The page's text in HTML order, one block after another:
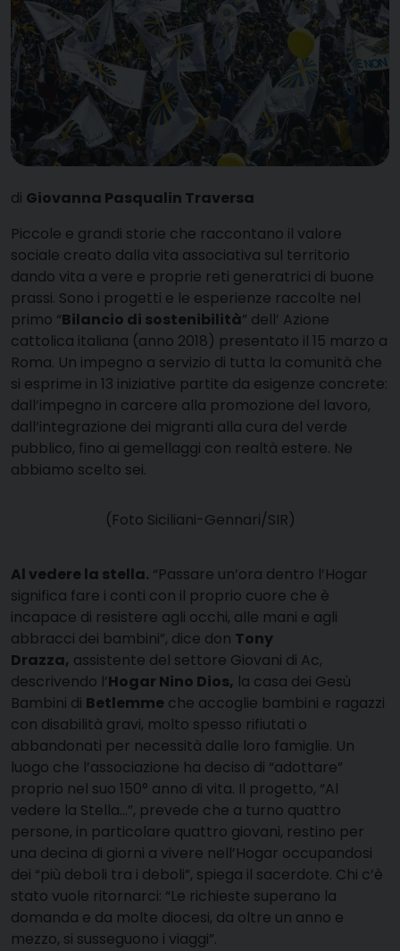
di Giovanna Pasqualin Traversa
Piccole e grandi storie che raccontano il valore
sociale creato dalla vita associativa sul territorio
dando vita a vere e proprie reti generatrici di buone
prassi. Sono i progetti e le esperienze raccolte nel
primo “Bilancio di sostenibilità” dell’ Azione
cattolica italiana (anno 2018) presentato il 15 marzo a
Roma. Un impegno a servizio di tutta la comunità che
si esprime in 13 iniziative partite da esigenze concrete:
dall’impegno in carcere alla promozione del lavoro,
dall’integrazione dei migranti alla cura del verde
pubblico, fino ai gemellaggi con realtà estere. Ne
abbiamo scelto sei.
(Foto Siciliani-Gennari/SIR)
Al vedere la stella. “Passare un’ora dentro l’Hogar
significa fare i conti con il proprio cuore che è
incapace di resistere agli occhi, alle mani e agli
abbracci dei bambini”, dice don Tony
Drazza, assistente del settore Giovani di Ac,
descrivendo l’Hogar Nino Dios, la casa dei Gesù
Bambini di Betlemme che accoglie bambini e ragazzi
con disabilità gravi, molto spesso rifiutati o
abbandonati per necessità dalle loro famiglie. Un
luogo che l’associazione ha deciso di “adottare”
proprio nel suo 150° anno di vita. Il progetto, “Al
vedere la Stella…”, prevede che a turno quattro
persone, in particolare quattro giovani, restino per
una decina di giorni a vivere nell’Hogar occupandosi
dei “più deboli tra i deboli”, spiega il sacerdote. Chi c’è
stato vuole ritornarci: “Le richieste superano la
domanda e da molte diocesi, da oltre un anno e
mezzo, si susseguono i viaggi”.